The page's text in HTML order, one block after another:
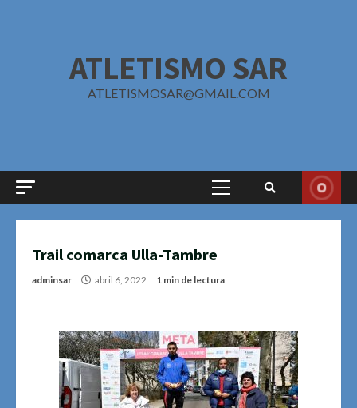
ATLETISMO SAR
ATLETISMOSAR@GMAIL.COM
Menú
Trail comarca Ulla-Tambre
adminsar abril 6, 2022 1 min de lectura